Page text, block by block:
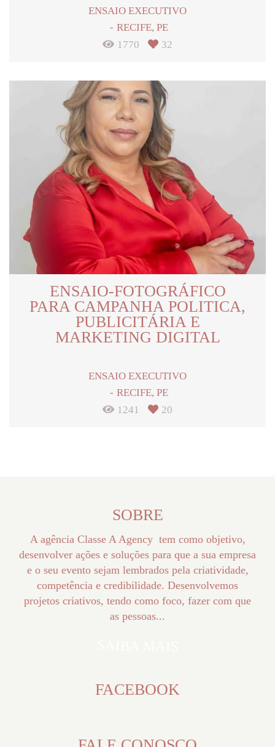
ENSAIO EXECUTIVO
RECIFE, PE
1770
32
ENSAIO-FOTOGRÁFICO
PARA CAMPANHA POLITICA,
PUBLICITÁRIA E
MARKETING DIGITAL
ENSAIO EXECUTIVO
RECIFE, PE
1241
20
SOBRE
A agência Classe A Agency tem como objetivo,
desenvolver ações e soluções para que a sua empresa
e o seu evento sejam lembrados pela criatividade,
competência e credibilidade. Desenvolvemos
projetos criativos, tendo como foco, fazer com que
as pessoas...
FACEBOOK